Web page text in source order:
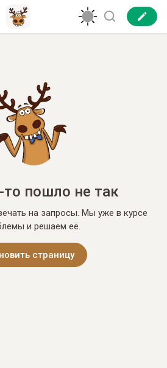
то пошло не так
на запросы. Мы уже в курсе
и решаем её.
страницу